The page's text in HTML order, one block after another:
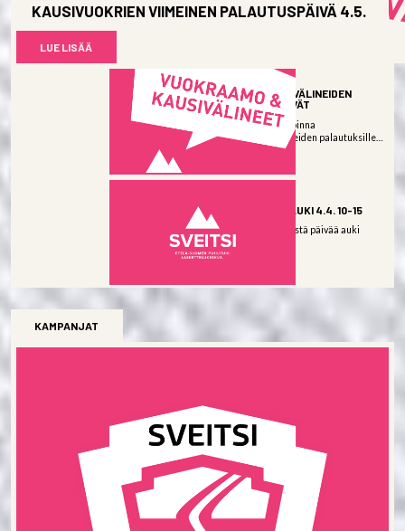
KAUSIVUOKRIEN VIIMEINEN PALAUTUSPÄIVÄ 4.5.
LUE LISÄÄ
KAUSIVUOKRAVÄLINEIDEN
PALAUTUSPÄIVÄT
Vuokraamo on avoinna
kausivuokravälineiden palautuksille:
Keskiviikkona...
SNOW PLAZA AUKI 4.4. 10-15
Snow Plaza viimeistä päivää auki
lauantaina...
KAMPANJAT